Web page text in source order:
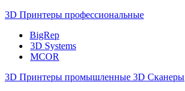
3D Принтеры профессиональные
BigRep
3D Systems
MCOR
3D Принтеры промышленные 3D Сканеры